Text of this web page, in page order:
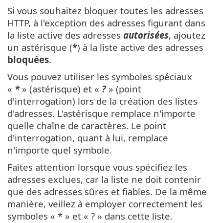
Si vous souhaitez bloquer toutes les adresses
HTTP, à l'exception des adresses figurant dans
la liste active des adresses autorisées, ajoutez
un astérisque (*) à la liste active des adresses
bloquées.
Vous pouvez utiliser les symboles spéciaux
« *» (astérisque) et « ? » (point
d'interrogation) lors de la création des listes
d'adresses. L'astérisque remplace n'importe
quelle chaîne de caractères. Le point
d'interrogation, quant à lui, remplace
n'importe quel symbole.
Faites attention lorsque vous spécifiez les
adresses exclues, car la liste ne doit contenir
que des adresses sûres et fiables. De la même
manière, veillez à employer correctement les
symboles « * » et « ? » dans cette liste.